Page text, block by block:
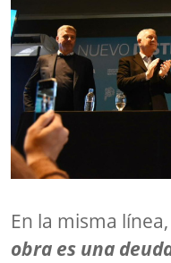
En la misma
obra es una